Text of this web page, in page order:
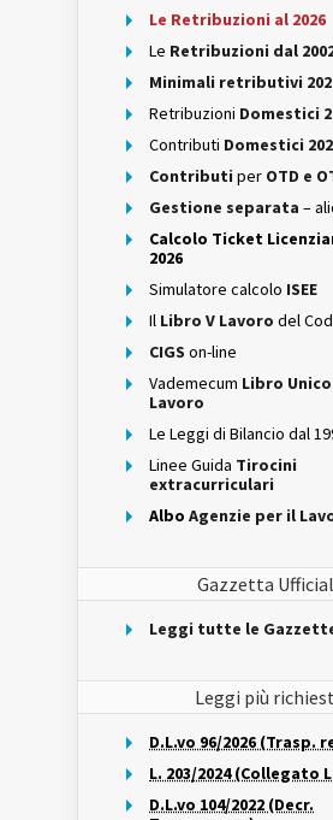
Le Retribuzioni al 2026
Le Retribuzioni dal
Minimali retributivi
Retribuzioni Domestici
Contributi Domestici
Contributi per OTD e
Gestione separata –
Calcolo Ticket
2026
Simulatore calcolo ISEE
Il Libro V Lavoro del
CIGS on-line
Vademecum Libro
Lavoro
Le Leggi di Bilancio dal
Linee Guida Tirocini
extracurriculari
Albo Agenzie per il
Gazzetta
Leggi tutte le
Leggi più
D.L.vo 96/2026 (Trasp.
L. 203/2024 (Collegato
D.L.vo 104/2022 (Decr.